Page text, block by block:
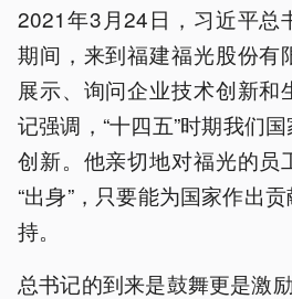
2021年3月24日，习近平总
期间，来到福建福光股份有
展示、询问企业技术创新和
记强调，“十四五”时期我们
创新。他亲切地对福光的员
“出身”，只要能为国家作出
持。
总书记的到来是鼓舞更是激